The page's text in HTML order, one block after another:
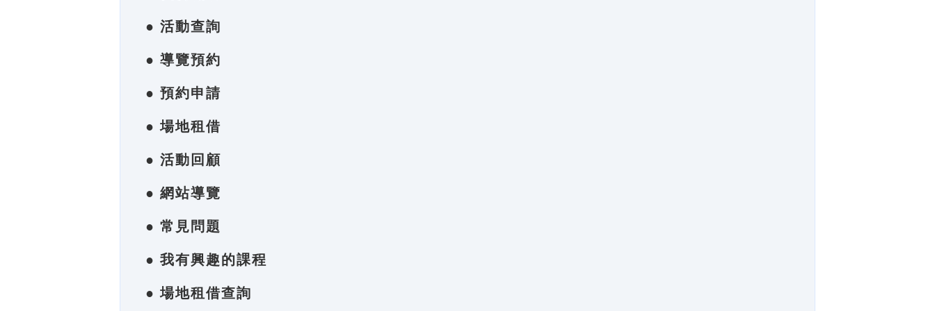
● 活動查詢
● 導覽預約
● 預約申請
● 場地租借
● 活動回顧
● 網站導覽
● 常見問題
● 我有興趣的課程
● 場地租借查詢